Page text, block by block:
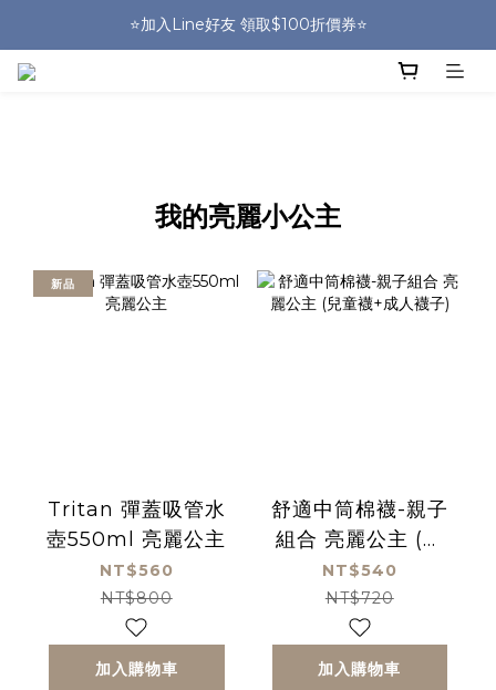
🎒HUGGER實體門市~實背才知道🎒
⭐️加入Line好友 領取$100折價券⭐️
我的亮麗小公主
新品
Tritan 彈蓋吸管水
壺550ml 亮麗公主
NT$560
NT$800
加入購物車
舒適中筒棉襪-親子
組合 亮麗公主 (兒
童襪+成人襪子)
NT$540
NT$720
加入購物車